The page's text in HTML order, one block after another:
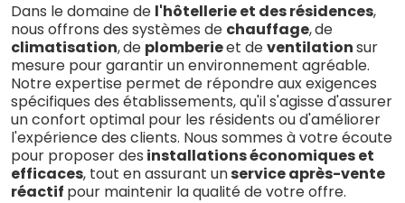
Dans le domaine de l'hôtellerie et des résidences,
nous offrons des systèmes de chauffage,de
climatisation,de plomberieet deventilationsur
mesure pour garantir un environnement agréable.
Notre expertise permet de répondre aux exigences
spécifiques des établissements, qu'il s'agisse d'assurer
un confort optimal pour les résidents ou d'améliorer
l'expérience des clients. Nous sommes à votre écoute
pour proposer des installations économiques et
efficaces, tout en assurant unservice après-vente
réactif pour maintenir la qualité de votre offre.